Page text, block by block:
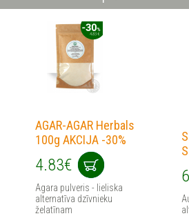
AGAR-AGAR Herbals
100g AKCIJA -30%
4.83€
Agara pulveris - lieliska
alternatīva dzīvnieku
želatīnam